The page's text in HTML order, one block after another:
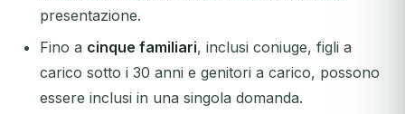
presentazione.
Fino a cinque familiari, inclusi coniuge, figli a
carico sotto i 30 anni e genitori a carico, possono
essere inclusi in una singola domanda.